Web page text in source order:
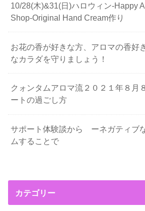
10/28(木)&31(日)ハロウィン-Happy
Shop-Original Hand Cream作り
お花の香が好きな方、アロマの香好
なカラダを守りましょう！
クォンタムアロマ流２０２１年８月
ートの過ごし方
サポート体験談から ーネガティブ
ムすることで
カテゴリー